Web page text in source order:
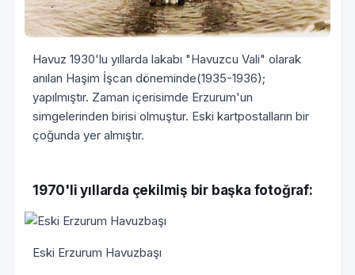
Havuz 1930'lu yıllarda lakabı "Havuzcu Vali" olarak
anılan Haşim İşcan döneminde(1935-1936);
yapılmıştır. Zaman içerisimde Erzurum'un
simgelerinden birisi olmuştur. Eski kartpostalların bir
çoğunda yer almıştır.
1970'li yıllarda çekilmiş bir başka fotoğraf:
Eski Erzurum Havuzbaşı